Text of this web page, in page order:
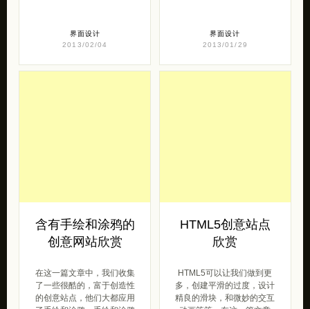
界面设计
2013/02/04
界面设计
2013/01/29
含有手绘和涂鸦的
创意网站欣赏
在这一篇文章中，我们收集
了一些很酷的，富于创造性
的创意站点，他们大都应用
HTML5创意站点
欣赏
HTML5可以让我们做到更
多，创建平滑的过度，设计
精良的滑块，和微妙的交互